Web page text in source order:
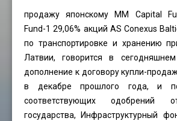
продажу японскому MM Capital
Fund-1 29,06% акций AS Conexus
по транспортировке и хранению
Латвии, говорится в
дополнение к договору купли-
в декабре прошлого года, и
соответствующих одобрений
государства, Инфраструктурный